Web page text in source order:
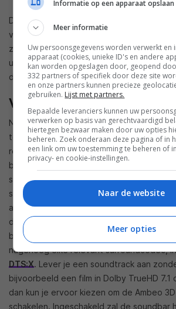
De Ambeo Soundbar geeft je voldoende
vooraleer de testtonen af te spelen. Een
ze klinken héél luid. Je wilt dit niet ’s
uitvoeren of zelfs in de kamer blijven. Op
dan een kopje koffie in de keuken gaan
Verbluffend
Na het inmeten van de kamer kun je aan
test sloten we een Xbox One X en een
rechtstreeks op de Ambeo Soundbar aan,
bitstream-geluid konden aanleveren. Nog
spraken over Ambeo als de technologie
surroundgeluid in je kamer wordt
aparte speakers zijn geplaatst. Dat wil
dat de Sennheiser-soundbar problemen
bijvoorbeeld Dolby Atmos. In tegendeel,
nagenoeg elke relevant surroundcodec,
DTS:X. Lever je een soundtrack aan
bijvoorbeeld een film in Dolby TrueHD 7.1
dan kun je ervoor kiezen om de Ambeo
schakelen. Ingeschakeld zal de soundbar
Informatie op een apparaat
Meer informatie
Uw persoonsgegevens worden verwerkt en
apparaat (cookies, unieke ID's en andere
kan worden opgeslagen door, geopend
332 partners of specifiek door deze site
en onze partners kunnen precieze
gebruiken. Lijst met partners.
Bepaalde leveranciers kunnen uw
verwerken op basis van gerechtvaardigd
hiertegen bezwaar maken door uw opties
beheren. Zoek onderaan deze pagina of in
een link om uw toestemming te beheren of
privacy- en cookie-instellingen.
Naar de website
Meer opties